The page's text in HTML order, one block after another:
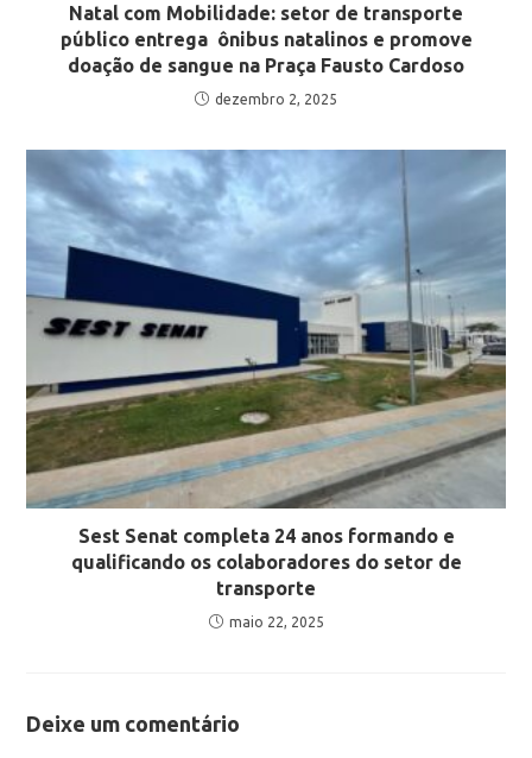
Natal com Mobilidade: setor de transporte
público entrega ônibus natalinos e promove
doação de sangue na Praça Fausto Cardoso
dezembro 2, 2025
Sest Senat completa 24 anos formando e
qualificando os colaboradores do setor de
transporte
maio 22, 2025
Deixe um comentário